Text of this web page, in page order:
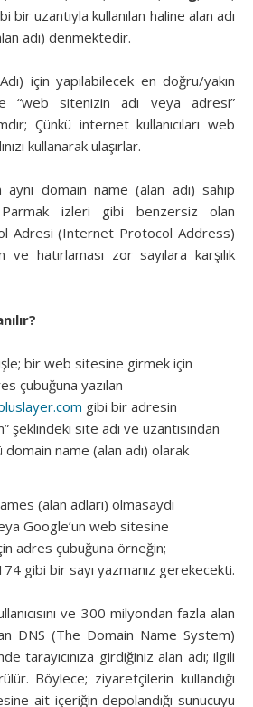
uzantıyla kullanılan haline alan adı
adı) denmektedir.
için yapılabilecek en doğru/yakın
“web sitenizin adı veya adresi”
Çünkü internet kullanıcıları web
kullanarak ulaşırlar.
domain name (alan adı) sahip
Parmak izleri gibi benzersiz olan
Adresi (Internet Protocol Address)
ve hatırlaması zor sayılara karşılık
bir web sitesine girmek için
çubuğuna yazılan
gibi bir adresin
şeklindeki site adı ve uzantısından
domain name (alan adı) olarak
(alan adları) olmasaydı
Google’un web sitesine
adres çubuğuna örneğin;
gibi bir sayı yazmanız gerekecekti.
ve 300 milyondan fazla alan
DNS (The Domain Name System)
tarayıcınıza girdiğiniz alan adı; ilgili
Böylece; ziyaretçilerin kullandığı
ait içeriğin depolandığı sunucuyu